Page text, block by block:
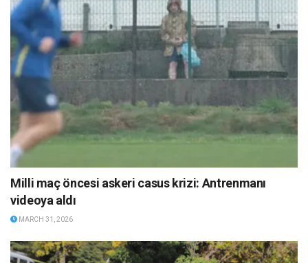
Milli maç öncesi askeri casus krizi: Antrenmanı
videoya aldı
MARCH 31, 2026